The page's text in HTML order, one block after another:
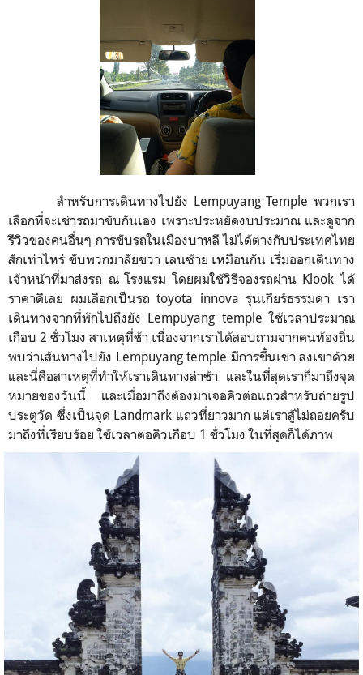
สำหรับการเดินทางไปยัง Lempuyang Temple พวกเรา
เลือกที่จะเช่ารถมาขับกันเอง เพราะประหยัดงบประมาณ และดูจาก
รีวิวของคนอื่นๆ การขับรถในเมืองบาหลี ไม่ได้ต่างกับประเทศไทย
สักเท่าไหร่ ขับพวกมาลัยขวา เลนซ้าย เหมือนกัน เริ่มออกเดินทาง
เจ้าหน้าที่มาส่งรถ ณ โรงแรม โดยผมใช้วิธีจองรถผ่าน Klook ได้
ราคาดีเลย ผมเลือกเป็นรถ toyota innova รุ่นเกียร์ธรรมดา เรา
เดินทางจากที่พักไปถึงยัง Lempuyang temple ใช้เวลาประมาณ
เกือบ 2 ชั่วโมง สาเหตุที่ช้า เนื่องจากเราได้สอบถามจากคนท้องถิ่น
พบว่าเส้นทางไปยัง Lempuyang temple มีการขึ้นเขา ลงเขาด้วย
และนี่คือสาเหตุที่ทำให้เราเดินทางล่าช้า และในที่สุดเราก็มาถึงจุด
หมายของวันนี้ และเมื่อมาถึงต้องมาเจอคิวต่อแถวสำหรับถ่ายรูป
ประตูวัด ซึ่งเป็นจุด Landmark แถวที่ยาวมาก แต่เราสู้ไม่ถอยครับ
มาถึงที่เรียบร้อย ใช้เวลาต่อคิวเกือบ 1 ชั่วโมง ในที่สุดก็ได้ภาพ